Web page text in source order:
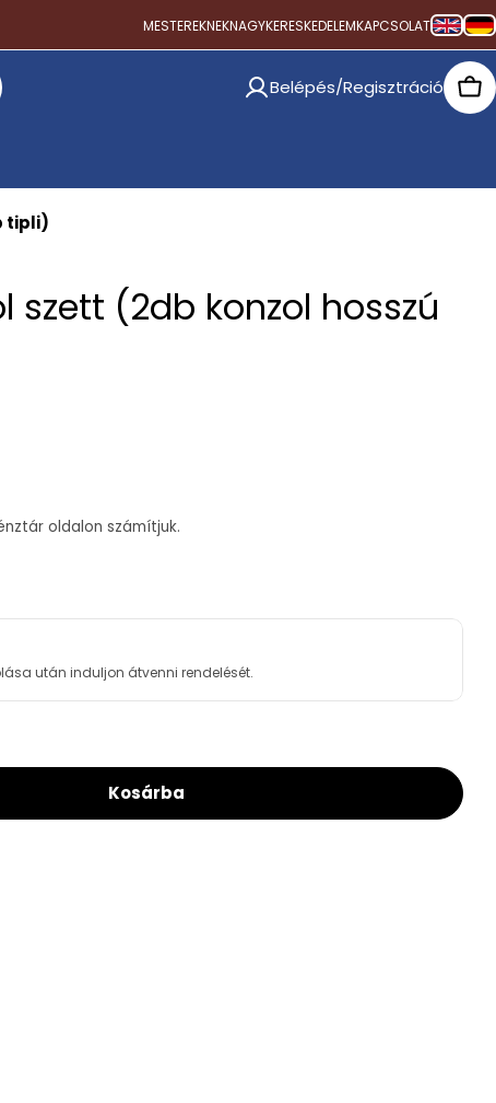
MESTEREKNEKNAGYKERESKEDELEMKAPCSOLAT
Belépés/Regisztráció
tipli)
szett (2db konzol hosszú
oldalon számítjuk.
után induljon átvenni rendelését.
Viking Konzol Szett (2db Konzol Hosszú + 2db
LEHEL Viking Konzol Szett (2db Konzol
Kosárba